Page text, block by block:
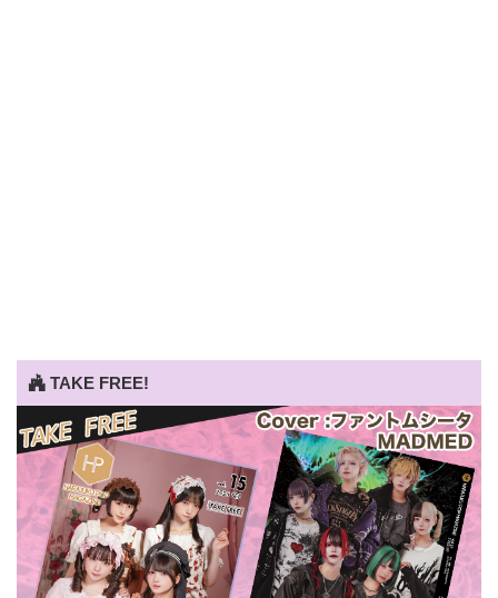
TAKE FREE!